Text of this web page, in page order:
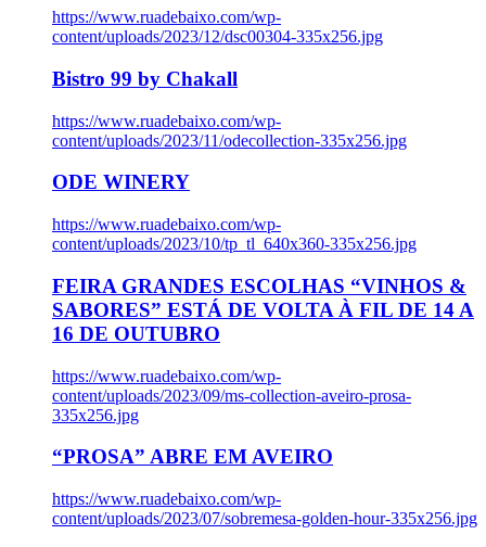
https://www.ruadebaixo.com/wp-
content/uploads/2023/12/dsc00304-335x256.jpg
Bistro 99 by Chakall
https://www.ruadebaixo.com/wp-
content/uploads/2023/11/odecollection-335x256.jpg
ODE WINERY
https://www.ruadebaixo.com/wp-
content/uploads/2023/10/tp_tl_640x360-335x256.jpg
FEIRA GRANDES ESCOLHAS “VINHOS &
SABORES” ESTÁ DE VOLTA À FIL DE 14 A
16 DE OUTUBRO
https://www.ruadebaixo.com/wp-
content/uploads/2023/09/ms-collection-aveiro-prosa-
335x256.jpg
“PROSA” ABRE EM AVEIRO
https://www.ruadebaixo.com/wp-
content/uploads/2023/07/sobremesa-golden-hour-335x256.jpg